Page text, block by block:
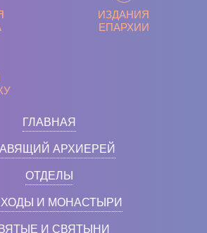
ИЗДАНИЯ
ЕПАРХИИ
ГЛАВНАЯ
АРХИЕРЕЙ
ОТДЕЛЫ
И МОНАСТЫРИ
И СВЯТЫНИ